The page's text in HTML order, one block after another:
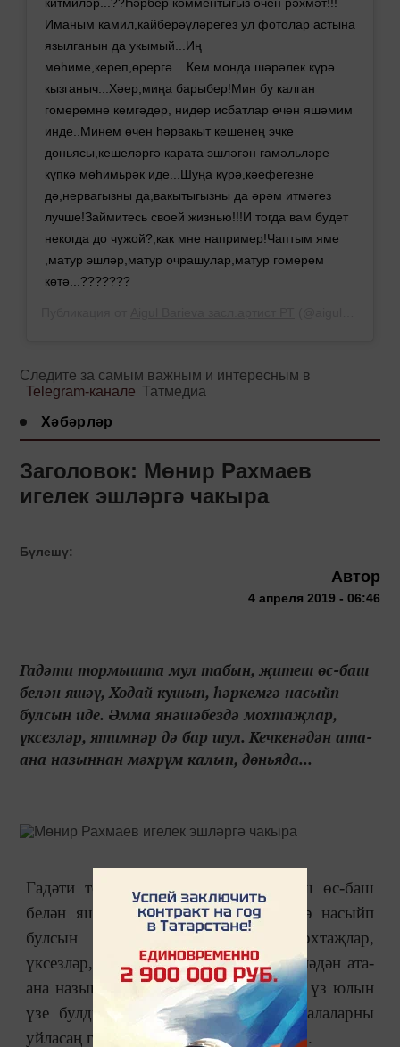
Иманым камил,кайберәүләрегез ул фотолар астына
язылганын да укымый...Иң
мөһиме,кереп,өрергә....Кем монда шәрәлек күрә
кызганыч...Хәер,миңа барыбер!Мин бу калган
гомеремне кемгәдер, нидер исбатлар өчен яшәмим
инде..Минем өчен һәрвакыт кешенең эчке
дөньясы,кешеләргә карата эшләгән гамәльләре
күпкә мөһимьрәк иде...Шуңа күрә,кәефегезне
дә,нервагызны да,вакытыгызны да әрәм итмәгез
лучше!Займитесь своей жизнью!!!И тогда вам будет
некогда до чужой?,как мне например!Чаптым яме
,матур эшләр,матур очрашулар,матур гомерем
көтә...???????
Следите за самым важным и интересным в
Telegram-канале Татмедиа
Хәбәрләр
Заголовок: Мөнир Рахмаев
игелек эшләргә чакыра
Бүлешү:
Автор
4 апреля 2019 - 06:46
Гадәти тормышта мул табын, җитеш өс-баш
белән яшәү, Ходай кушып, һәркемгә насыйп
булсын иде. Әмма янәшәбездә мохтаҗлар,
үксезләр, ятимнәр дә бар шул. Кечкенәдән ата-
ана назыннан мәхрүм калып, дөньяда...
Гадәти тормышта мул табын, җитеш өс-баш
белән яшәү, Ходай кушып, һәркемгә насыйп
булсын иде. Әмма янәшәбездә мохтаҗлар,
үксезләр, ятимнәр дә бар шул. Кечкенәдән ата-
ана назыннан мәхрүм калып, дөньяда үз юлын
үзе булдырырга тырышкан сабый балаларны
уйласаң гына да йөрәк чымырдап куя...